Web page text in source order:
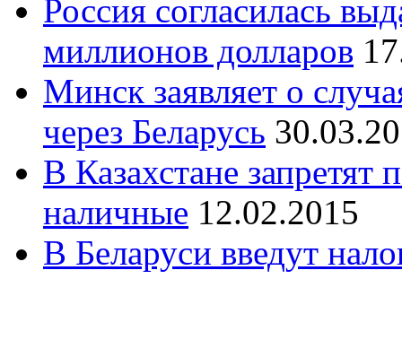
Россия согласилась
миллионов долларов
Минск заявляет о
через Беларусь
В Казахстане
наличные 12.02.2015
В Беларуси введут